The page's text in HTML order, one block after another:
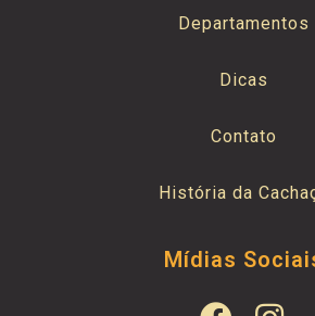
Departamentos
Dicas
Contato
História da
Mídias